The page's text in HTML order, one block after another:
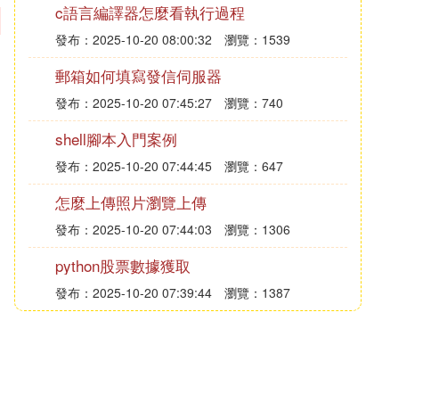
c語言編譯器怎麼看執行過程
發布：2025-10-20 08:00:32 瀏覽：1539
郵箱如何填寫發信伺服器
發布：2025-10-20 07:45:27 瀏覽：740
shell腳本入門案例
發布：2025-10-20 07:44:45 瀏覽：647
怎麼上傳照片瀏覽上傳
發布：2025-10-20 07:44:03 瀏覽：1306
python股票數據獲取
發布：2025-10-20 07:39:44 瀏覽：1387